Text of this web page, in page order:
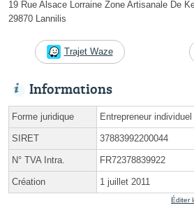
19 Rue Alsace Lorraine Zone Artisanale De
29870 Lannilis
Trajet Waze
Informations
Forme juridique Entrepreneur individuel
SIRET 37883992200044
N° TVA Intra. FR72378839922
Création 1 juillet 2011
Éditer